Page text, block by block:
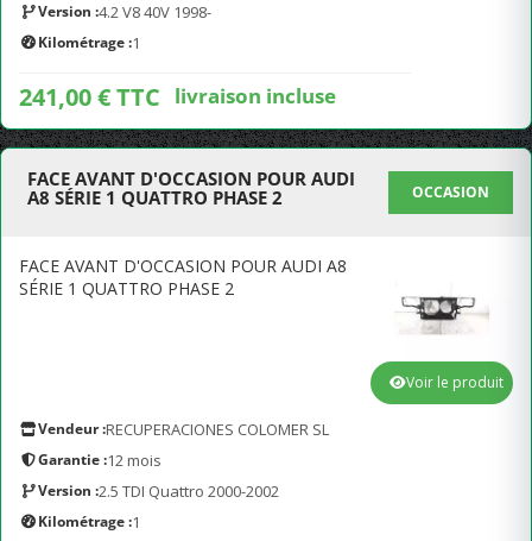
Version :4.2 V8 40V 1998-
Kilométrage :1
241,00 € TTC livraison incluse
FACE AVANT D'OCCASION POUR AUDI
A8 SÉRIE 1 QUATTRO PHASE 2
OCCASION
FACE AVANT D'OCCASION POUR AUDI A8
SÉRIE 1 QUATTRO PHASE 2
Vendeur :RECUPERACIONES COLOMER SL
Garantie :12 mois
Version :2.5 TDI Quattro 2000-2002
Kilométrage :1
Voir le produit